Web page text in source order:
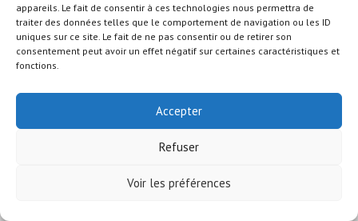
appareils. Le fait de consentir à ces technologies nous permettra de
traiter des données telles que le comportement de navigation ou les ID
uniques sur ce site. Le fait de ne pas consentir ou de retirer son
consentement peut avoir un effet négatif sur certaines caractéristiques et
fonctions.
Accepter
Refuser
Voir les préférences
© COPYRIGHT - OCEANWP THEME BY NICK